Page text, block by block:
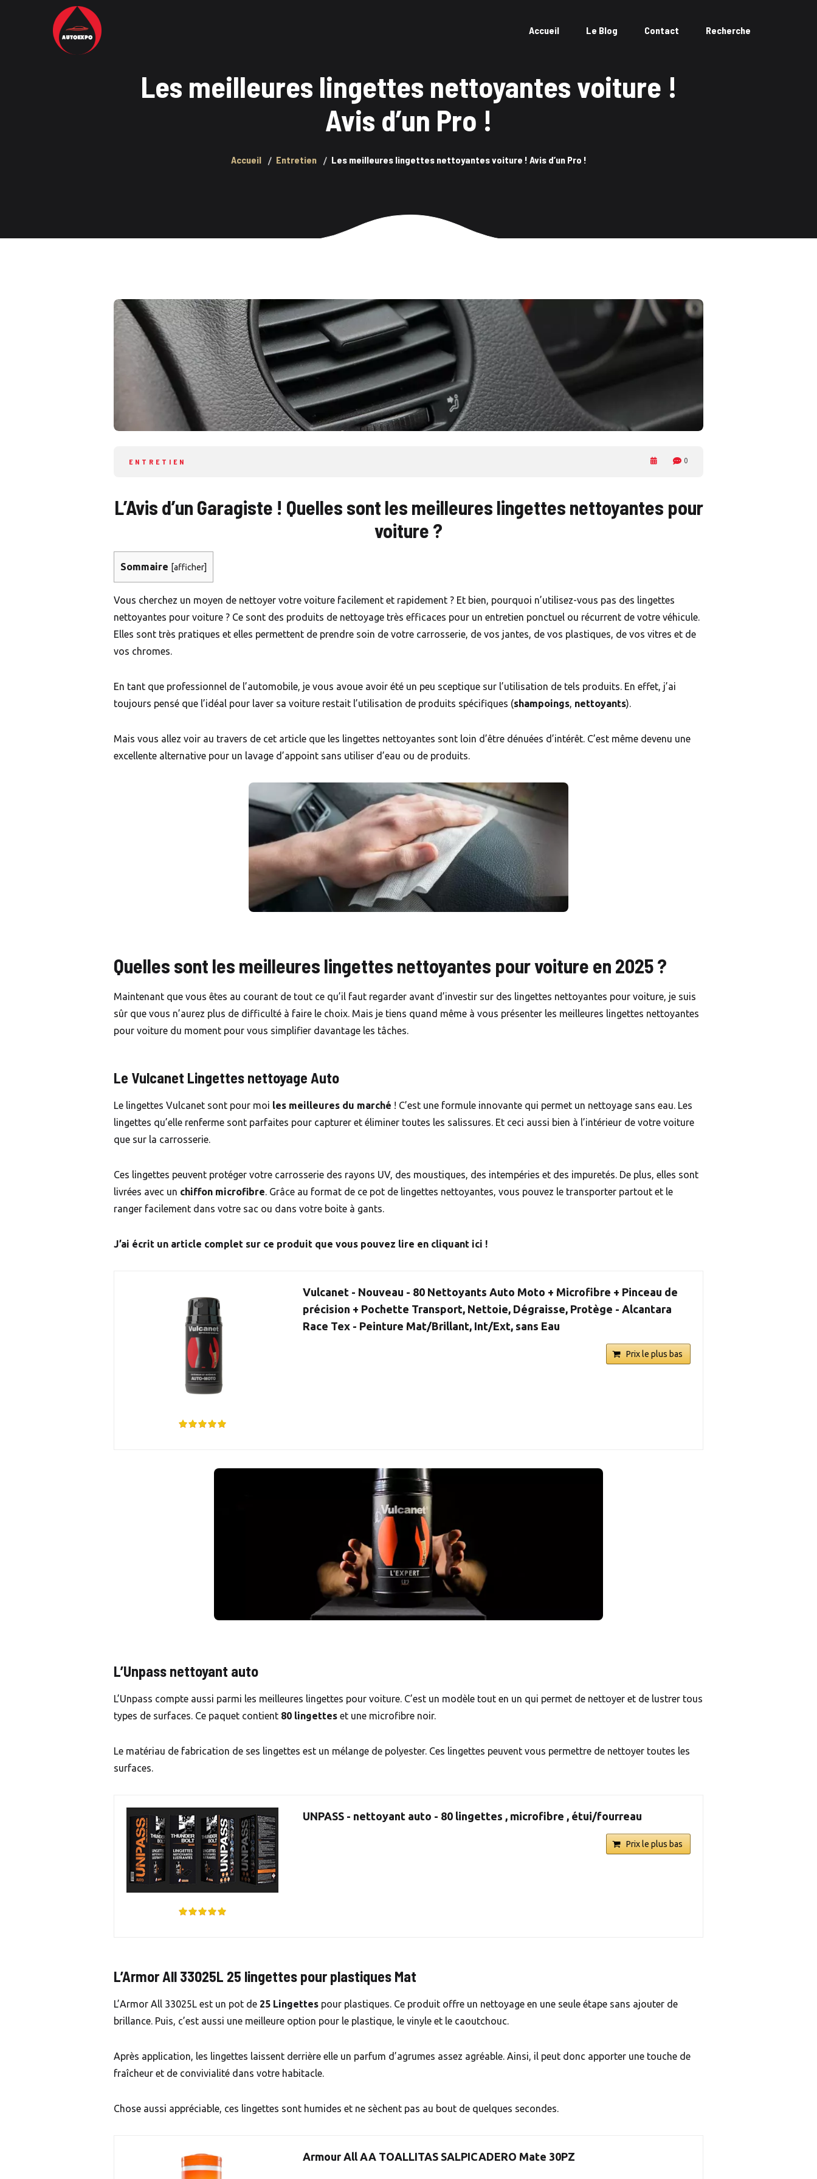
Accueil Le Blog Contact Recherche
Les meilleures lingettes nettoyantes voiture !
Avis d’un Pro !
Accueil Entretien Les meilleures lingettes nettoyantes voiture ! Avis d’un Pro !
ENTRETIEN 0
L’Avis d’un Garagiste ! Quelles sont les meilleures lingettes nettoyantes pour
voiture ?
Sommaire [afficher]
Vous cherchez un moyen de nettoyer votre voiture facilement et rapidement ? Et bien, pourquoi n’utilisez-vous pas des lingettes
nettoyantes pour voiture ? Ce sont des produits de nettoyage très efficaces pour un entretien ponctuel ou récurrent de votre véhicule.
Elles sont très pratiques et elles permettent de prendre soin de votre carrosserie, de vos jantes, de vos plastiques, de vos vitres et de
vos chromes.
En tant que professionnel de l’automobile, je vous avoue avoir été un peu sceptique sur l’utilisation de tels produits. En effet, j’ai
toujours pensé que l’idéal pour laver sa voiture restait l’utilisation de produits spécifiques (shampoings, nettoyants).
Mais vous allez voir au travers de cet article que les lingettes nettoyantes sont loin d’être dénuées d’intérêt. C’est même devenu une
excellente alternative pour un lavage d’appoint sans utiliser d’eau ou de produits.
Quelles sont les meilleures lingettes nettoyantes pour voiture en 2025 ?
Maintenant que vous êtes au courant de tout ce qu’il faut regarder avant d’investir sur des lingettes nettoyantes pour voiture, je suis
sûr que vous n’aurez plus de difficulté à faire le choix. Mais je tiens quand même à vous présenter les meilleures lingettes nettoyantes
pour voiture du moment pour vous simplifier davantage les tâches.
Le Vulcanet Lingettes nettoyage Auto
Le lingettes Vulcanet sont pour moi les meilleures du marché ! C’est une formule innovante qui permet un nettoyage sans eau. Les
lingettes qu’elle renferme sont parfaites pour capturer et éliminer toutes les salissures. Et ceci aussi bien à l’intérieur de votre voiture
que sur la carrosserie.
Ces lingettes peuvent protéger votre carrosserie des rayons UV, des moustiques, des intempéries et des impuretés. De plus, elles sont
livrées avec un chiffon microfibre. Grâce au format de ce pot de lingettes nettoyantes, vous pouvez le transporter partout et le
ranger facilement dans votre sac ou dans votre boite à gants.
J’ai écrit un article complet sur ce produit que vous pouvez lire en cliquant ici !
Vulcanet - Nouveau - 80 Nettoyants Auto Moto + Microfibre + Pinceau de
précision + Pochette Transport, Nettoie, Dégraisse, Protège - Alcantara
Race Tex - Peinture Mat/Brillant, Int/Ext, sans Eau
Prix le plus bas
L’Unpass nettoyant auto
L’Unpass compte aussi parmi les meilleures lingettes pour voiture. C’est un modèle tout en un qui permet de nettoyer et de lustrer tous
types de surfaces. Ce paquet contient 80 lingettes et une microfibre noir.
Le matériau de fabrication de ses lingettes est un mélange de polyester. Ces lingettes peuvent vous permettre de nettoyer toutes les
surfaces.
UNPASS - nettoyant auto - 80 lingettes , microfibre , étui/fourreau
Prix le plus bas
L’Armor All 33025L 25 lingettes pour plastiques Mat
L’Armor All 33025L est un pot de 25 Lingettes pour plastiques. Ce produit offre un nettoyage en une seule étape sans ajouter de
brillance. Puis, c’est aussi une meilleure option pour le plastique, le vinyle et le caoutchouc.
Après application, les lingettes laissent derrière elle un parfum d’agrumes assez agréable. Ainsi, il peut donc apporter une touche de
fraîcheur et de convivialité dans votre habitacle.
Chose aussi appréciable, ces lingettes sont humides et ne sèchent pas au bout de quelques secondes.
Armour All AA TOALLITAS SALPICADERO Mate 30PZ